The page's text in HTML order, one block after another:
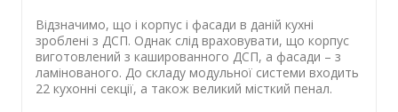
Відзначимо, що і корпус і фасади в даній кухні
зроблені з ДСП. Однак слід враховувати, що корпус
виготовлений з кашированного ДСП, а фасади – з
ламінованого. До складу модульної системи входить
22 кухонні секції, а також великий місткий пенал.